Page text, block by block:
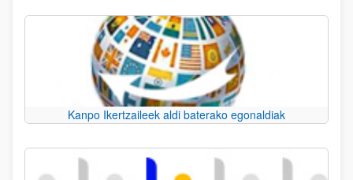
Kanpo Ikertzaileek aldi baterako egonaldiak